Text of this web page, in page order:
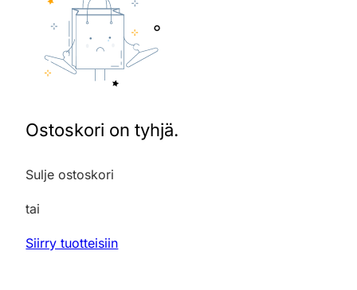
Ostoskori on tyhjä.
Sulje ostoskori
tai
Siirry tuotteisiin